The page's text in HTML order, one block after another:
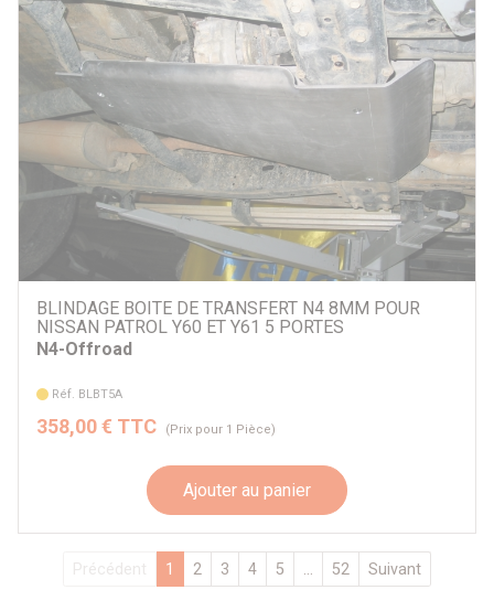
BLINDAGE BOITE DE TRANSFERT N4 8MM POUR
NISSAN PATROL Y60 ET Y61 5 PORTES
N4-Offroad
Réf. BLBT5A
358,00 € TTC (Prix pour 1 Pièce)
Ajouter au panier
Précédent 1 2 3 4 5 ... 52 Suivant